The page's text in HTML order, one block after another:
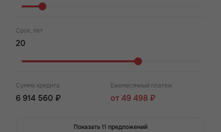
Срок, лет
Сумма кредита
6 914 560 ₽
Ежемесячный платеж
от 49 498 ₽
Показать 11 предложений